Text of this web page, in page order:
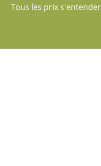
Tous les prix